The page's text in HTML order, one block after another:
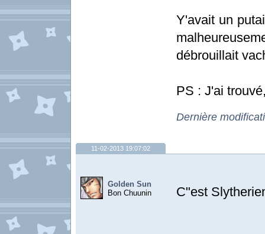
Y'avait un
débrouillait
PS : J'ai
Dernière
11-02-2013 19:07:02
Golden Sun
Bon Chuunin
C"est